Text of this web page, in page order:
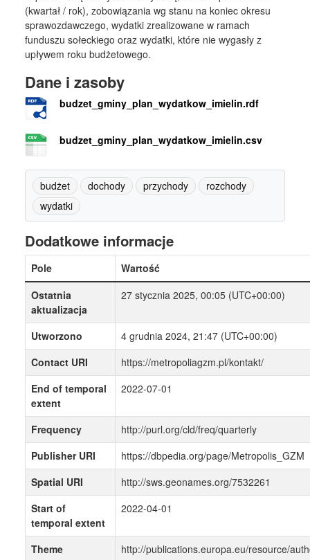
(kwartał / rok), zobowiązania wg stanu na koniec okresu
sprawozdawczego, wydatki zrealizowane w ramach
funduszu sołeckiego oraz wydatki, które nie wygasły z
upływem roku budżetowego.
Dane i zasoby
budzet_gminy_plan_wydatkow_imielin.rdf
budzet_gminy_plan_wydatkow_imielin.csv
budżet dochody przychody
rozchody
wydatki
Dodatkowe informacje
Pole
Wartość
Ostatnia
aktualizacja
27 stycznia 2025, 00:05 (UTC+00:00)
Utworzono
4 grudnia 2024, 21:47 (UTC+00:00)
Contact URI
https://metropoliagzm.pl/kontakt/
End of temporal
extent
2022-07-01
Frequency
http://purl.org/cld/freq/quarterly
Publisher URI
https://dbpedia.org/page/Metropolis_GZM
Spatial URI
http://sws.geonames.org/7532261
Start of
temporal extent
2022-04-01
Theme
http://publications.europa.eu/resource/